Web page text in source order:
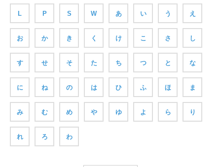
L P S W あ い う え
お か き く け こ さ し
す せ そ た ち つ と な
に ね の は ひ ふ ほ ま
み む め や ゆ よ ら り
れ ろ わ